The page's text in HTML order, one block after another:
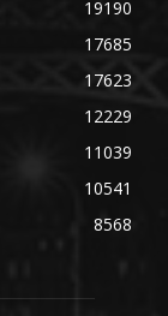
19190
17685
17623
12229
11039
10541
8568